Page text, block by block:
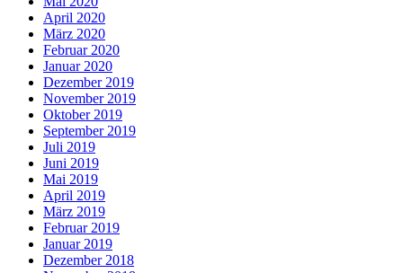
April 2020
März 2020
Februar 2020
Januar 2020
Dezember 2019
November 2019
Oktober 2019
September 2019
Juli 2019
Juni 2019
Mai 2019
April 2019
März 2019
Februar 2019
Januar 2019
Dezember 2018